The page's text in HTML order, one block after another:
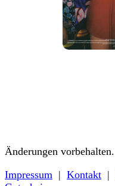
Änderungen vorbehalten.
Impressum | Kontakt |